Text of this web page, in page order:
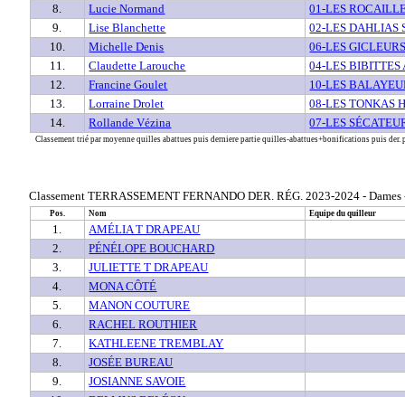
8.
Lucie Normand
01-LES
9.
Lise Blanchette
02-LES DAHLIAS
10.
Michelle Denis
06-LES
11.
Claudette Larouche
04-LES BIBITTES
12.
Francine Goulet
10-LES
13.
Lorraine Drolet
08-LES TONKAS
14.
Rollande Vézina 07-LES
Classement trié par moyenne quilles abattues puis derniere partie quilles-abattues+bonifications puis der.
Classement TERRASSEMENT FERNANDO DER. RÉG. 2023-2024 - Dames
Pos. Nom Equipe du quilleur
1.
AMÉLIA T DRAPEAU
2.
PÉNÉLOPE BOUCHARD
3.
JULIETTE T DRAPEAU
4.
MONA CÔTÉ
5.
MANON COUTURE
6.
RACHEL ROUTHIER
7.
KATHLEENE TREMBLAY
8.
JOSÉE BUREAU
9.
JOSIANNE SAVOIE